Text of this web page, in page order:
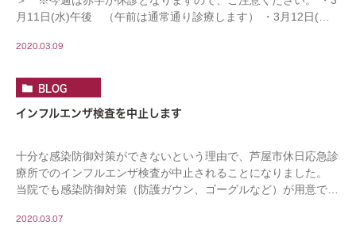
月11日(水)午後 （午前は通常通り診療します） ・3月12日(木)
2020.03.09
BLOG
インフルエンザ検査を中止します
十分な感染防御対策ができないという理由で、芦屋市休日応急診
療所でのインフルエンザ検査が中止されることになりました。
当院でも感染防御対策（防護ガウン、ゴーグルなど）が用意でき
2020.03.07